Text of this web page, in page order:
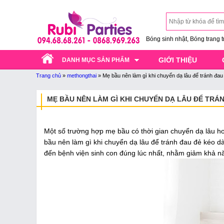
Bóng sinh nhật, Bóng trang
DANH MỤC SẢN PHẨM GIỚI THIỆU
Trang chủ » methongthai » Mẹ bầu nên làm gì khi chuyển dạ lâu để tránh
MẸ BẦU NÊN LÀM GÌ KHI CHUYỂN DẠ LÂU ĐỂ
Một số trường hợp mẹ bầu có thời gian chuyển dạ lâu
bầu nên làm gì khi chuyển dạ lâu để tránh đau đẻ kéo
đến bệnh viện sinh con đúng lúc nhất, nhằm giảm khả